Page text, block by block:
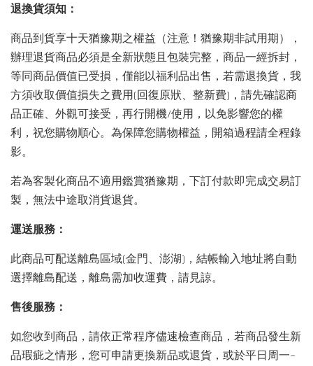
退換貨須知：
商品到貨享十天猶豫期之權益（注意！猶豫期非試用期），
辦理退貨商品必須是全新狀態且包裝完整，商品一經拆封，
等同商品價值已受損，僅能以福利品出售，若需退換貨，我
方須收取價值損失之費用(回復原狀、整新費)，請先確認商
品正確、外觀可接受，再行開機/使用，以免影響您的權
利，祝您購物順心。為保障您購物權益，開箱過程請全程錄
影。
若為客製化商品不適用鑑賞猶豫期，下訂付款即完成交易訂
製，無法中途取消貨退貨。
運送服務：
此商品可配送離島區域(金門、澎湖)，結帳輸入地址將自動
選擇離島配送，離島需加收運費，請見諒。
售後服務：
如您收到商品，請依正常程序儘速檢查商品，若商品發生新
品瑕疵之情形，您可申請更換新品或退貨，或於平日周一~